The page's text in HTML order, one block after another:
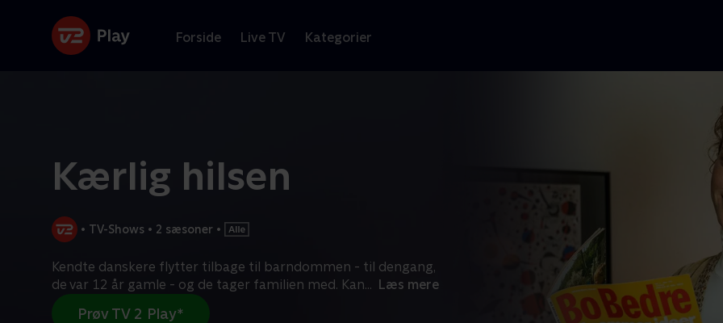
Forside Live TV Kategorier
Kærlig hilsen
• TV-Shows • 2 sæsoner •
Kendte danskere flytter tilbage til barndommen - til dengang,
de var 12 år gamle - og de tager familien med. Kan... Læs mere
Prøv TV 2 Play*